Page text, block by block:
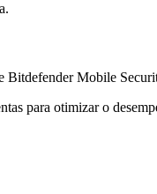
Bitdefender Mobile
para otimizar o